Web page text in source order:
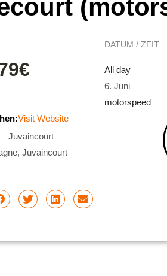
DATUM / ZEIT
All day
6. Juni
motorspeed
Visit Website
Juvaincourt
Juvaincourt